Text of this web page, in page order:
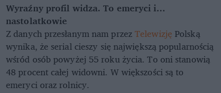
Wyraźny profil widza. To emeryci i…
nastolatkowie
Z danych przesłanym nam przezTelewizję Polską
wynika, że serial cieszy się największą popularnością
wśród osób powyżej 55 roku życia. To oni stanowią
48 procent całej widowni. W większości są to
emeryci oraz rolnicy.